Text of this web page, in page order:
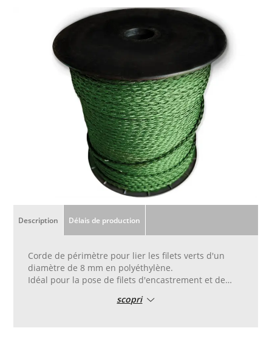
Description Délais de production
Corde de périmètre pour lier les filets verts d'un
diamètre de 8 mm en polyéthylène.
Idéal pour la pose de filets d'encastrement et de
Il est fourni au mètre.scopri